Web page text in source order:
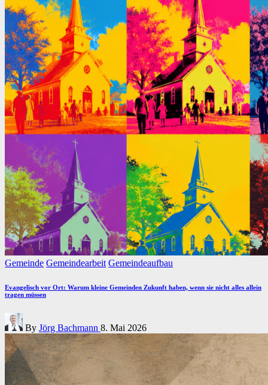
Posted
Gemeinde Gemeindearbeit Gemeindeaufbau
Evangelisch vor Ort: Warum kleine Gemeinden Zukunft haben, wenn sie nicht alles allein
tragen müssen
Posted
by
By Jörg Bachmann 8. Mai 2026